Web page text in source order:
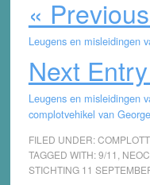
«
Leugens en misleidingen
Next
Leugens en misleidingen
complotvehikel van
FILED UNDER:
TAGGED WITH:9/11
STICHTING 11